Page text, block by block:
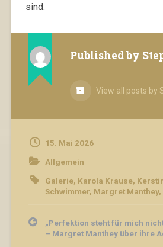
sind.
Published by
View all posts by
15. Mai 2026
Allgemein
Galerie, Karola Krause,
Schwimmer, Margret Manthey,
Beitragsnavigation
„Perfektion steht für mich
– Margret Manthey über ihre